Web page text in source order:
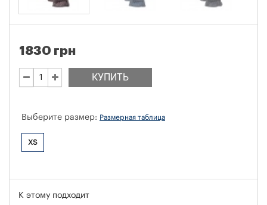
КУПИТЬ
1830 грн
Выберите размер: Размерная таблица
XS
К этому подходит